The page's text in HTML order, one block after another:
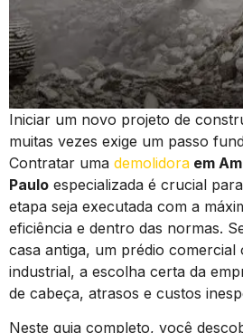
Iniciar um novo projeto de
muitas vezes exige um passo
Contratar uma demolidora em
Paulo especializada é crucial
etapa seja executada com a
eficiência e dentro das normas.
casa antiga, um prédio
industrial, a escolha certa da
de cabeça, atrasos e custos
Neste guia completo, você